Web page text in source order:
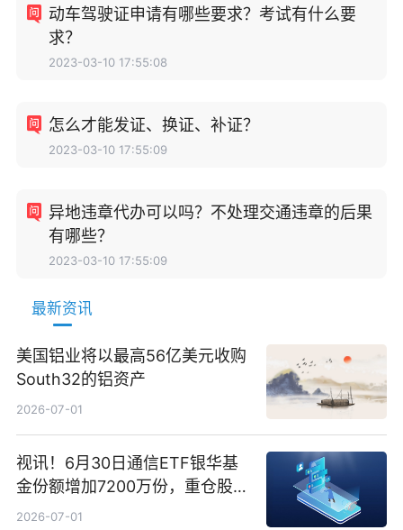
动车驾驶证申请有哪些要求？考试有什么要
求？
2023-03-10 17:55:08
怎么才能发证、换证、补证？
2023-03-10 17:55:09
异地违章代办可以吗？不处理交通违章的后果
有哪些？
2023-03-10 17:55:09
最新资讯
美国铝业将以最高56亿美元收购
South32的铝资产
2026-07-01
视讯！6月30日通信ETF银华基
金份额增加7200万份，重仓股新
易盛、中际旭创、立讯精密
2026-07-01